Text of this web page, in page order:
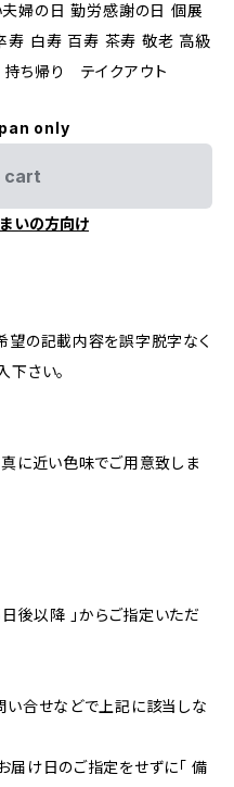
婦の日 勤労感謝の日 個展
寿 白寿 百寿 茶寿 敬老 高級
持ち帰り テイクアウト
only
cart
いの方向け
望の記載内容を誤字脱字なく
さい。
に近い色味でご用意致しま
後以降 」からご指定いただ
い合せなどで上記に該当しな
届け日のご指定をせずに「 備